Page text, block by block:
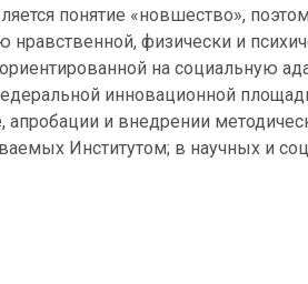
понятие «новшество»,
физически и
на социальную
инновационной
апробации и внедрении
Институтом; в научных и